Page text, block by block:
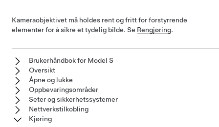
Kameraobjektivet må holdes rent og fritt for forstyrrende
elementer for å sikre et tydelig bilde. Se Rengjøring.
Brukerhåndbok for Model S
Oversikt
Åpne og lukke
Oppbevaringsområder
Seter og sikkerhetssystemer
Nettverkstilkobling
Kjøring